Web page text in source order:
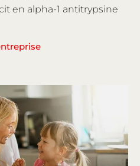
en alpha-1 antitrypsine